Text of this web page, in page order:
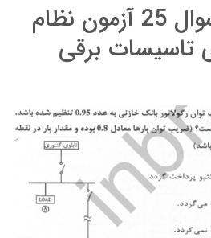
حل تشریحی سوال 25 آزمون نظام
تاسیسات برقی